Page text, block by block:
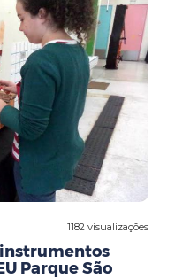
1182 visualizações
Parque São